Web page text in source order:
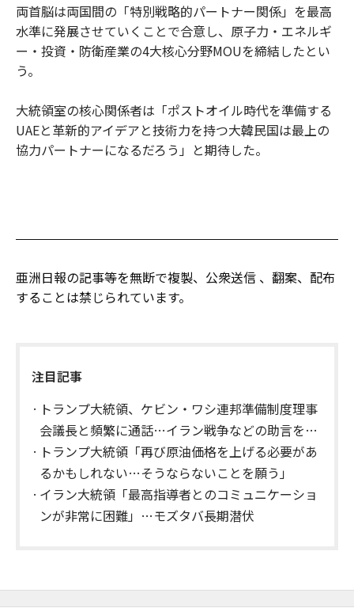
両首脳は両国間の「特別戦略的パートナー関係」を最高
水準に発展させていくことで合意し、原子力・エネルギ
ー・投資・防衛産業の4大核心分野MOUを締結したとい
う。
大統領室の核心関係者は「ポストオイル時代を準備する
UAEと革新的アイデアと技術力を持つ大韓民国は最上の
協力パートナーになるだろう」と期待した。
亜洲日報の記事等を無断で複製、公衆送信 、翻案、配布
することは禁じられています。
注目記事
トランプ大統領、ケビン・ワシ連邦準備制度理事
会議長と頻繁に通話…イラン戦争などの助言を求
める
トランプ大統領「再び原油価格を上げる必要があ
るかもしれない…そうならないことを願う」
イラン大統領「最高指導者とのコミュニケーショ
ンが非常に困難」…モズタバ長期潜伏